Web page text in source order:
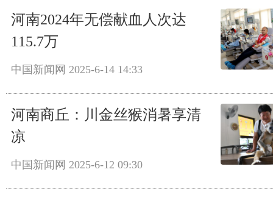
河南2024年无偿献血人次达
115.7万
中国新闻网 2025-6-14 14:33
河南商丘：川金丝猴消暑享清
凉
中国新闻网 2025-6-12 09:30